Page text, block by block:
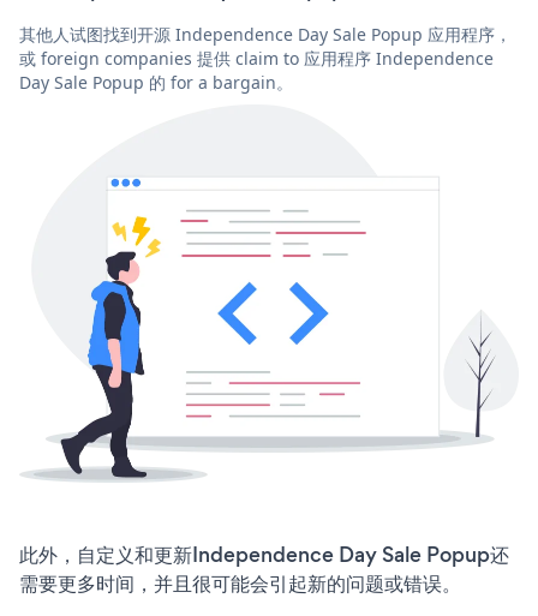
其他人试图找到开源 Independence Day Sale Popup 应用程序，
或 foreign companies 提供 claim to 应用程序 Independence
Day Sale Popup 的 for a bargain。
此外，自定义和更新Independence Day Sale Popup还
需要更多时间，并且很可能会引起新的问题或错误。